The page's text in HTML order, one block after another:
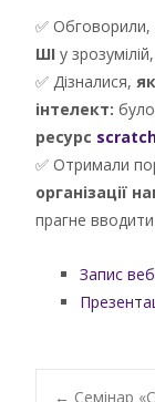
✅ Обговорили,
ШІ у
✅ Дізналися,
інтелект:
ресурс
✅ Отримали
організації
прагне
Запис
← Cемінар